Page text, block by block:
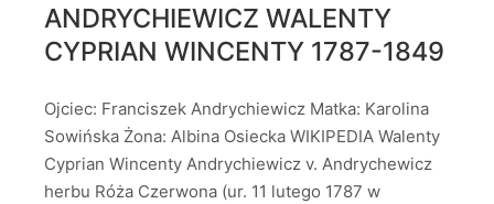
ANDRYCHIEWICZ WALENTY
CYPRIAN WINCENTY 1787-1849
Ojciec: Franciszek Andrychiewicz Matka: Karolina
Sowińska Żona: Albina Osiecka WIKIPEDIA Walenty
Cyprian Wincenty Andrychiewicz v. Andrychewicz
herbu Róża Czerwona (ur. 11 lutego 1787 w